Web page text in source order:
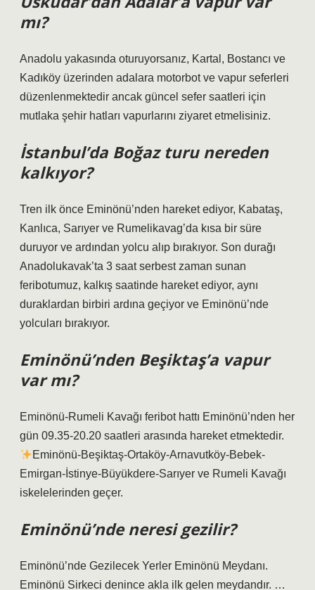
mı?
Anadolu yakasında oturuyorsanız, Kartal, Bostancı ve
Kadıköy üzerinden adalara motorbot ve vapur seferleri
düzenlenmektedir ancak güncel sefer saatleri için
mutlaka şehir hatları vapurlarını ziyaret etmelisiniz.
İstanbul’da Boğaz turu nereden
kalkıyor?
Tren ilk önce Eminönü’nden hareket ediyor, Kabataş,
Kanlıca, Sarıyer ve Rumelikavag’da kısa bir süre
duruyor ve ardından yolcu alıp bırakıyor. Son durağı
Anadolukavak’ta 3 saat serbest zaman sunan
feribotumuz, kalkış saatinde hareket ediyor, aynı
duraklardan birbiri ardına geçiyor ve Eminönü’nde
yolcuları bırakıyor.
Eminönü’nden Beşiktaş’a vapur
var mı?
Eminönü-Rumeli Kavağı feribot hattı Eminönü’nden her
gün 09.35-20.20 saatleri arasında hareket etmektedir.
Eminönü-Beşiktaş-Ortaköy-Arnavutköy-Bebek-
Emirgan-İstinye-Büyükdere-Sarıyer ve Rumeli Kavağı
iskelelerinden geçer.
Eminönü’nde neresi gezilir?
Eminönü’nde Gezilecek Yerler Eminönü Meydanı.
Eminönü Sirkeci denince akla ilk gelen meydandır. …